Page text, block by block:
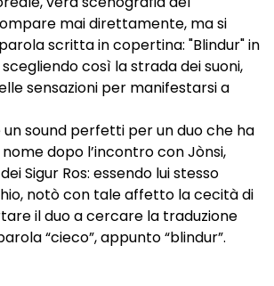
mai direttamente, ma si
scritta in copertina: "Blindur" in
così la strada dei suoni,
sensazioni per manifestarsi a
sound perfetti per un duo che ha
dopo l’incontro con Jònsi,
Sigur Ros: essendo lui stesso
notò con tale affetto la cecità di
il duo a cercare la traduzione
“cieco”, appunto “blindur”.